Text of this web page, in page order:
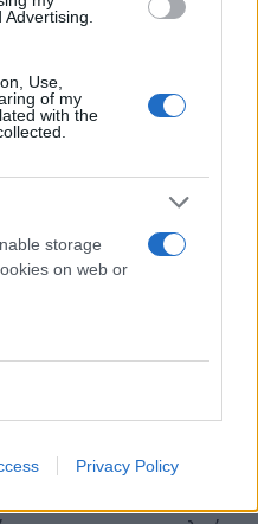
Use,
of my
with the
storage
on web or
Privacy Policy
και της
ανάπτυξη
για τον Δήμο
Σισαμάκης. Με τις
το γεγονός ότι
μια σημαντική θέση
επισκέπτες τη
κουζίνας.
παράδοσης και